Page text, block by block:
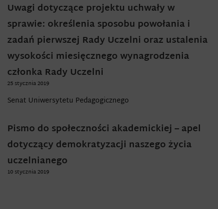
Uwagi dotyczące projektu uchwały w
sprawie: określenia sposobu powołania i
zadań pierwszej Rady Uczelni oraz ustalenia
wysokości miesięcznego wynagrodzenia
członka Rady Uczelni
25 stycznia 2019
Senat Uniwersytetu Pedagogicznego
Pismo do społeczności akademickiej – apel
dotyczący demokratyzacji naszego życia
uczelnianego
10 stycznia 2019